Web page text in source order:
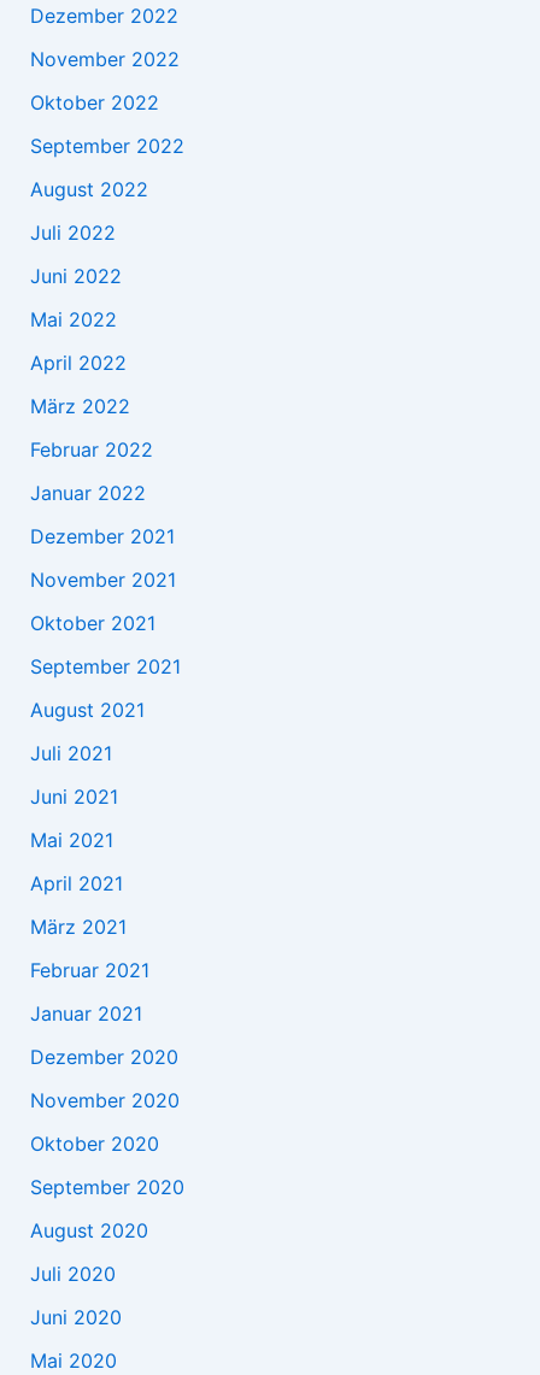
Dezember 2022
November 2022
Oktober 2022
September 2022
August 2022
Juli 2022
Juni 2022
Mai 2022
April 2022
März 2022
Februar 2022
Januar 2022
Dezember 2021
November 2021
Oktober 2021
September 2021
August 2021
Juli 2021
Juni 2021
Mai 2021
April 2021
März 2021
Februar 2021
Januar 2021
Dezember 2020
November 2020
Oktober 2020
September 2020
August 2020
Juli 2020
Juni 2020
Mai 2020